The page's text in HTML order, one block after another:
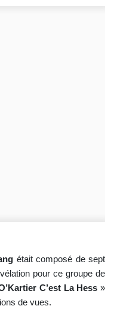
était composé de sept
pour ce groupe de
C’est La Hess »
de vues.